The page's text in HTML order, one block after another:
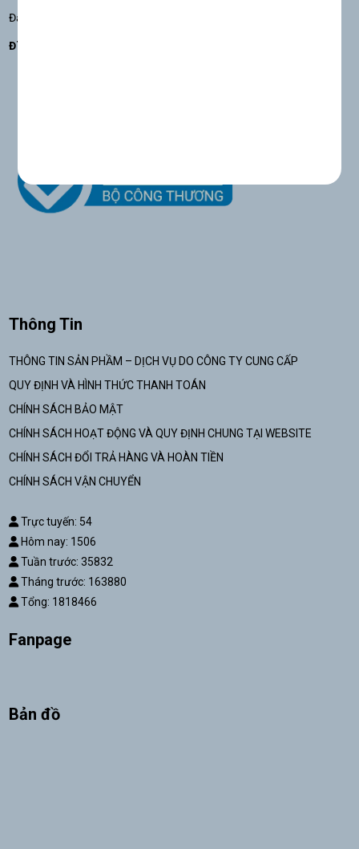
Đại diện hộ kinh doanh: VĂN THỊ THU HIỀN
ĐT: 0978.059.089 Email:
Thông Tin
THÔNG TIN SẢN PHẦM – DỊCH VỤ DO CÔNG TY CUNG CẤP
QUY ĐỊNH VÀ HÌNH THỨC THANH TOÁN
CHÍNH SÁCH BẢO MẬT
CHÍNH SÁCH HOẠT ĐỘNG VÀ QUY ĐỊNH CHUNG TẠI WEBSITE
CHÍNH SÁCH ĐỔI TRẢ HÀNG VÀ HOÀN TIỀN
CHÍNH SÁCH VẬN CHUYỂN
Trực tuyến: 54
Hôm nay: 1506
Tuần trước: 35832
Tháng trước: 163880
Tổng: 1818466
Fanpage
Bản đồ